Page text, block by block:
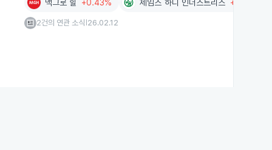
맥그로 힐 +0.43% 제임스 하디 인더스트리스 +7.96%
2건의 연관 소식 26.02.12